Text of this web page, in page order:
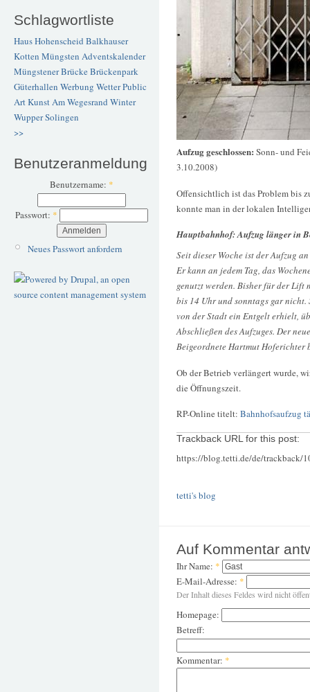
Schlagwortliste
Haus Hohenscheid Balkhauser
Kotten Müngsten Adventskalender
Müngstener BrückeBrückenpark
Güterhallen Werbung WetterPublic
ArtKunstAm Wegesrand Winter
WupperSolingen
>>
Benutzeranmeldung
Benutzername: *
Passwort: *
Neues Passwort anfordern
Aufzug geschlossen: Sonn- und
3.10.2008)
Offensichtlich ist das Problem bis
konnte man in der lokalen
Hauptbahnhof: Aufzug länger in
Seit dieser Woche ist der Aufzug
Er kann an jedem Tag, das
genutzt werden. Bisher für der Lift
bis 14 Uhr und sonntags gar
von der Stadt ein Entgelt erhielt,
Abschließen des Aufzuges. Der
Beigeordnete Hartmut Hoferichter
Ob der Betrieb verlängert wurde,
die Öffnungszeit.
RP-Online titelt: Bahnhofsaufzug
Trackback URL for this post:
https://blog.tetti.de/de/trackback/
tetti's blog
Auf Kommentar
Ihr Name: *
E-Mail-Adresse: *
Der Inhalt dieses Feldes wird nicht
Homepage:
Betreff:
Kommentar: *